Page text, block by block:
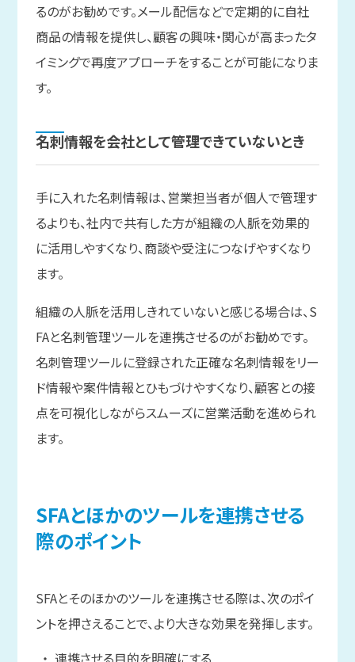
るのがお勧めです。メール配信などで定期的に自社
商品の情報を提供し、顧客の興味・関心が高まったタ
イミングで再度アプローチをすることが可能になりま
す。
名刺情報を会社として管理できていないとき
手に入れた名刺情報は、営業担当者が個人で管理す
るよりも、社内で共有した方が組織の人脈を効果的
に活用しやすくなり、商談や受注につなげやすくなり
ます。
組織の人脈を活用しきれていないと感じる場合は、S
FAと名刺管理ツールを連携させるのがお勧めです。
名刺管理ツールに登録された正確な名刺情報をリー
ド情報や案件情報とひもづけやすくなり、顧客との接
点を可視化しながらスムーズに営業活動を進められ
ます。
SFAとほかのツールを連携させる
際のポイント
SFAとそのほかのツールを連携させる際は、次のポイ
ントを押さえることで、より大きな効果を発揮します。
連携させる目的を明確にする